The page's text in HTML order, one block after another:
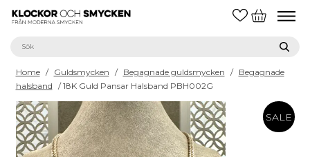
Home / Guldsmycken / Begagnade guldsmycken / Begagnade
halsband / 18K Guld Pansar Halsband PBH002G
SALE